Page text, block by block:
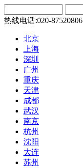
热线电话:020-87520806
北京
上海
深圳
广州
重庆
天津
成都
武汉
南京
杭州
沈阳
大连
苏州